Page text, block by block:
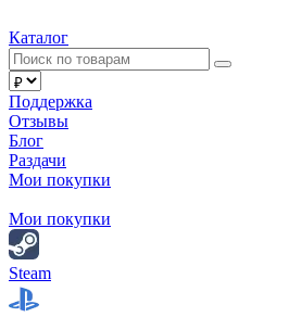
Каталог
Поддержка
Отзывы
Блог
Раздачи
Мои покупки
Мои покупки
Steam